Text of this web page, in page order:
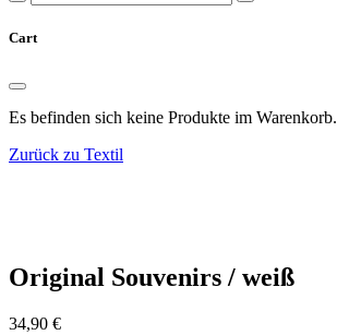
Cart
Es befinden sich keine Produkte im Warenkorb.
Zurück zu Textil
Original Souvenirs / weiß
34,90 €